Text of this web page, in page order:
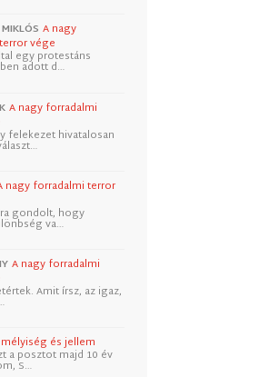
A nagy
vége
egy protestáns
adott d…
A nagy forradalmi
felekezet hivatalosan
nagy forradalmi terror
gondolt, hogy
va…
A nagy forradalmi
Amit írsz, az igaz,
és jellem
a posztot majd 10 év
S…